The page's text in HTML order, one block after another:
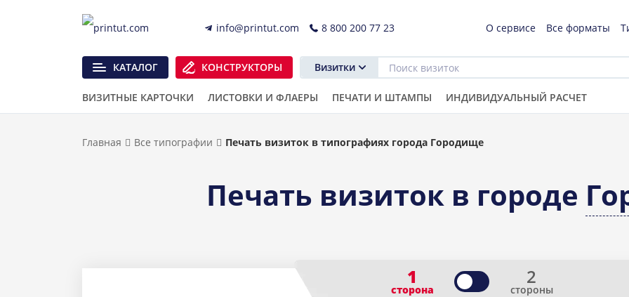
info@printut.com 8 800 200 77 23 О сервисе Все форматы
КАТАЛОГ КОНСТРУКТОРЫ Визитки
ВИЗИТНЫЕ КАРТОЧКИ ЛИСТОВКИ И ФЛАЕРЫ ПЕЧАТИ И ШТАМПЫ ИНДИВИДУАЛЬНЫЙ РАСЧЕТ
Главная Все типографии Печать визиток в типографиях города Городище
Печать визиток в городе
1
сторона
2
стороны